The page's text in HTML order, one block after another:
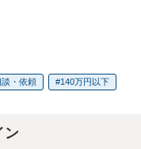
・依頼 140万円以下
ン